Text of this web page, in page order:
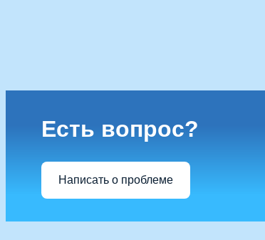
Есть вопрос?
Написать о проблеме